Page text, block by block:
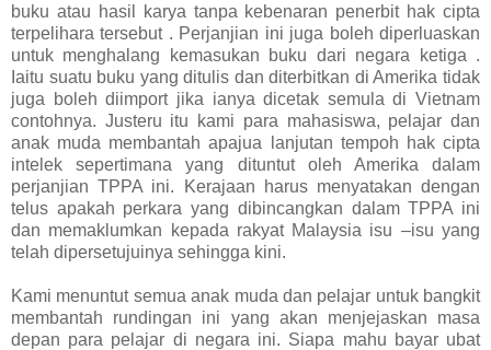
buku atau hasil karya tanpa kebenaran penerbit hak cipta
terpelihara tersebut . Perjanjian ini juga boleh diperluaskan
untuk menghalang kemasukan buku dari negara ketiga .
Iaitu suatu buku yang ditulis dan diterbitkan di Amerika tidak
juga boleh diimport jika ianya dicetak semula di Vietnam
contohnya. Justeru itu kami para mahasiswa, pelajar dan
anak muda membantah apajua lanjutan tempoh hak cipta
intelek sepertimana yang dituntut oleh Amerika dalam
perjanjian TPPA ini. Kerajaan harus menyatakan dengan
telus apakah perkara yang dibincangkan dalam TPPA ini
dan memaklumkan kepada rakyat Malaysia isu –isu yang
telah dipersetujuinya sehingga kini.
Kami menuntut semua anak muda dan pelajar untuk bangkit
membantah rundingan ini yang akan menjejaskan masa
depan para pelajar di negara ini. Siapa mahu bayar ubat